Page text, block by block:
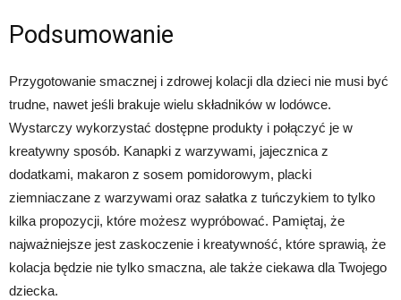
Podsumowanie
Przygotowanie smacznej i zdrowej kolacji dla dzieci nie musi być
trudne, nawet jeśli brakuje wielu składników w lodówce.
Wystarczy wykorzystać dostępne produkty i połączyć je w
kreatywny sposób. Kanapki z warzywami, jajecznica z
dodatkami, makaron z sosem pomidorowym, placki
ziemniaczane z warzywami oraz sałatka z tuńczykiem to tylko
kilka propozycji, które możesz wypróbować. Pamiętaj, że
najważniejsze jest zaskoczenie i kreatywność, które sprawią, że
kolacja będzie nie tylko smaczna, ale także ciekawa dla Twojego
dziecka.